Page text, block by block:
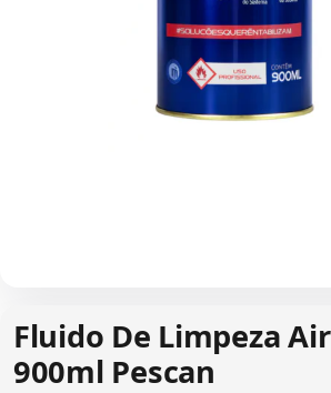
Fluido De Limpeza
900ml Pescan